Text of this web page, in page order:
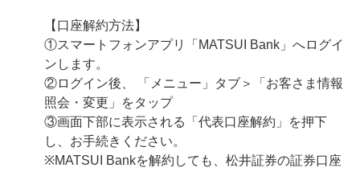
【口座解約方法】
①スマートフォンアプリ「MATSUI Bank」へログイ
ンします。
②ログイン後、 「メニュー」タブ＞「お客さま情報
照会・変更」をタップ
③画面下部に表示される「代表口座解約」を押下
し、お手続きください。
※MATSUI Bankを解約しても、松井証券の証券口座